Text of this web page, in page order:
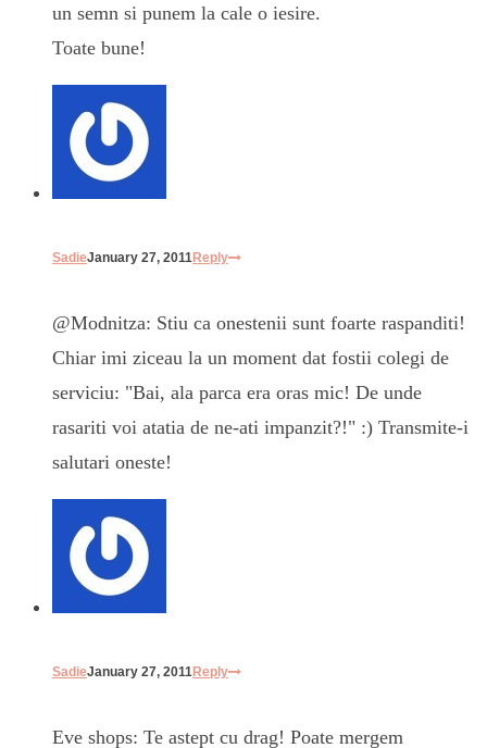
un semn si punem la cale o iesire.
Toate bune!
SadieJanuary 27, 2011Reply
@Modnitza: Stiu ca onestenii sunt foarte raspanditi!
Chiar imi ziceau la un moment dat fostii colegi de
serviciu: "Bai, ala parca era oras mic! De unde
rasariti voi atatia de ne-ati impanzit?!" :) Transmite-i
salutari oneste!
SadieJanuary 27, 2011Reply
Eve shops: Te astept cu drag! Poate mergem